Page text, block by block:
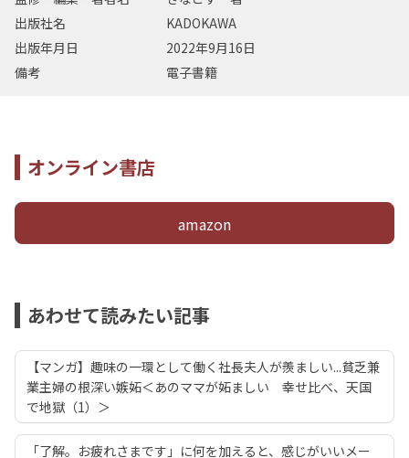
出版社名
KADOKAWA
出版年月日
2022年9月16日
備考
電子書籍
オンライン書店
amazon
あわせて読みたい記事
【マンガ】趣味の一環として働く社長夫人が羨ましい...貧乏兼
業主婦の根深い嫉妬＜あのママが妬ましい 幸せ比べ、天国
で地獄（1）＞
「了解。お疲れさまです」に何を加えると、感じがいいメー